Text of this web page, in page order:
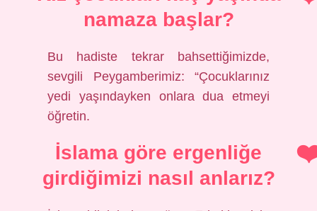
namaza başlar?
Bu hadiste tekrar bahsettiğimizde,
sevgili Peygamberimiz: “Çocuklarınız
yedi yaşındayken onlara dua etmeyi
öğretin.
İslama göre ergenliğe
girdiğimizi nasıl anlarız?